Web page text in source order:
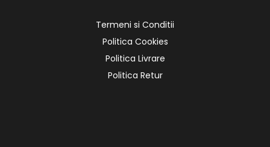
Termeni si Conditii
Politica Cookies
Politica Livrare
Politica Retur